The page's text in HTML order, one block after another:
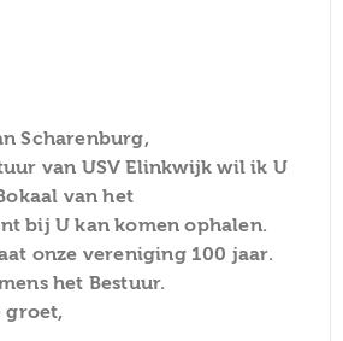
Scharenburg,
van USV Elinkwijk wil ik U
van het
bij U kan komen ophalen.
onze vereniging 100 jaar.
het Bestuur.
groet,